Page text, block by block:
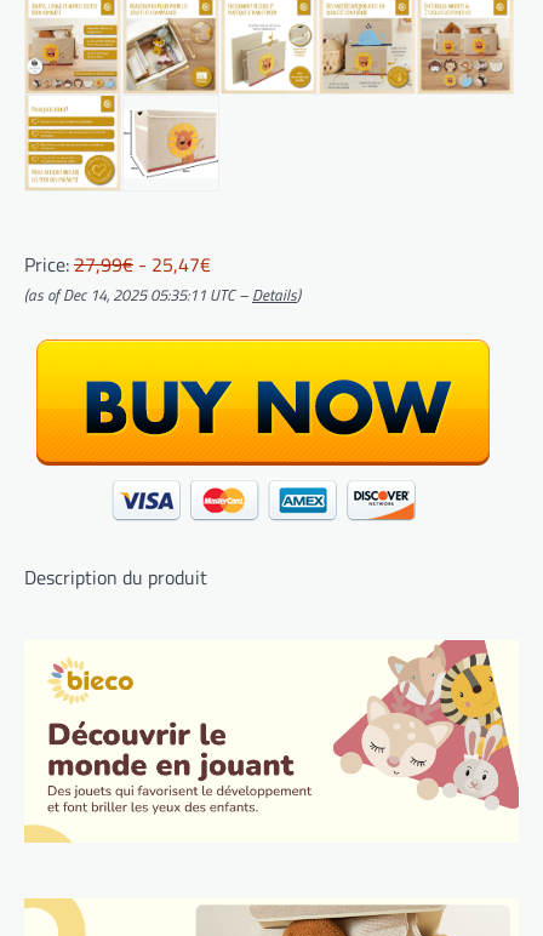
Price:27,99€ - 25,47€
(as of Dec 14, 2025 05:35:11 UTC – Details)
Description du produit